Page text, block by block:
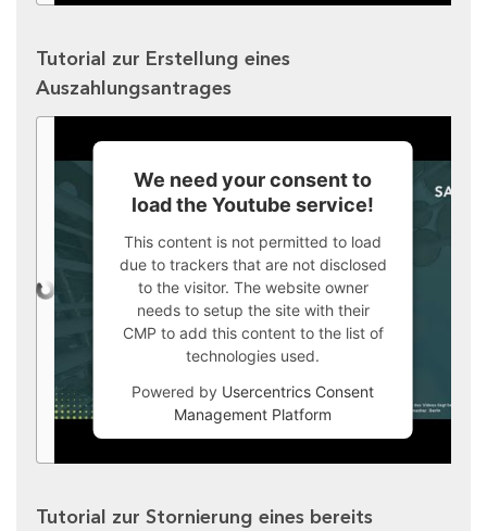
Tutorial zur Erstellung eines
Auszahlungsantrages
We need your consent to
load the Youtube service!
This content is not permitted to load
due to trackers that are not disclosed
to the visitor. The website owner
needs to setup the site with their
CMP to add this content to the list of
technologies used.
Powered by Usercentrics Consent
Management Platform
Tutorial zur Stornierung eines bereits